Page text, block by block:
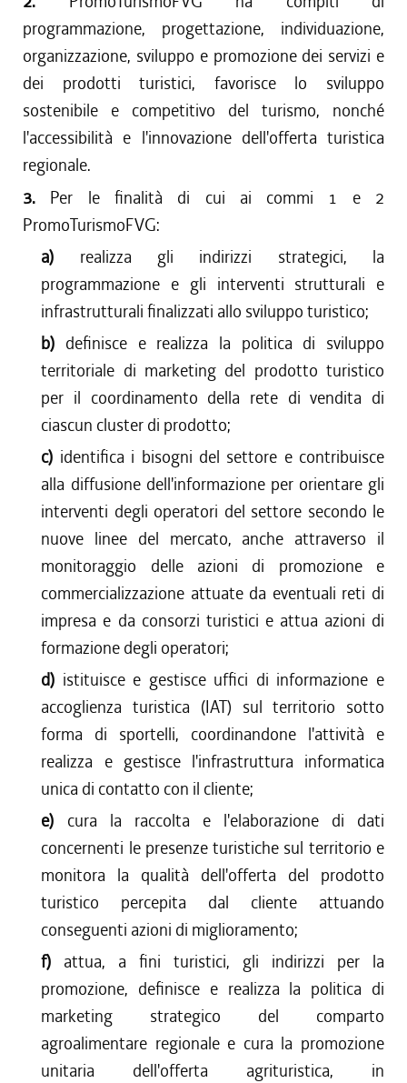
programmazione, progettazione, individuazione,
organizzazione, sviluppo e promozione dei servizi e
dei prodotti turistici, favorisce lo sviluppo
sostenibile e competitivo del turismo, nonché
l'accessibilità e l'innovazione dell'offerta turistica
regionale.
3. Per le finalità di cui ai commi 1 e 2
PromoTurismoFVG:
a) realizza gli indirizzi strategici, la
programmazione e gli interventi strutturali e
infrastrutturali finalizzati allo sviluppo turistico;
b) definisce e realizza la politica di sviluppo
territoriale di marketing del prodotto turistico
per il coordinamento della rete di vendita di
ciascun cluster di prodotto;
c) identifica i bisogni del settore e contribuisce
alla diffusione dell'informazione per orientare gli
interventi degli operatori del settore secondo le
nuove linee del mercato, anche attraverso il
monitoraggio delle azioni di promozione e
commercializzazione attuate da eventuali reti di
impresa e da consorzi turistici e attua azioni di
formazione degli operatori;
d) istituisce e gestisce uffici di informazione e
accoglienza turistica (IAT) sul territorio sotto
forma di sportelli, coordinandone l'attività e
realizza e gestisce l'infrastruttura informatica
unica di contatto con il cliente;
e) cura la raccolta e l'elaborazione di dati
concernenti le presenze turistiche sul territorio e
monitora la qualità dell'offerta del prodotto
turistico percepita dal cliente attuando
conseguenti azioni di miglioramento;
f) attua, a fini turistici, gli indirizzi per la
promozione, definisce e realizza la politica di
marketing strategico del comparto
agroalimentare regionale e cura la promozione
unitaria dell'offerta agrituristica, in